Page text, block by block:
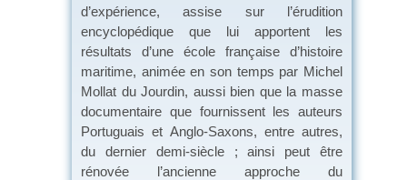
d’expérience, assise sur l’érudition
encyclopédique que lui apportent les
résultats d’une école française d’histoire
maritime, animée en son temps par Michel
Mollat du Jourdin, aussi bien que la masse
documentaire que fournissent les auteurs
Portuguais et Anglo-Saxons, entre autres,
du dernier demi-siècle ; ainsi peut être
rénovée l’ancienne approche du